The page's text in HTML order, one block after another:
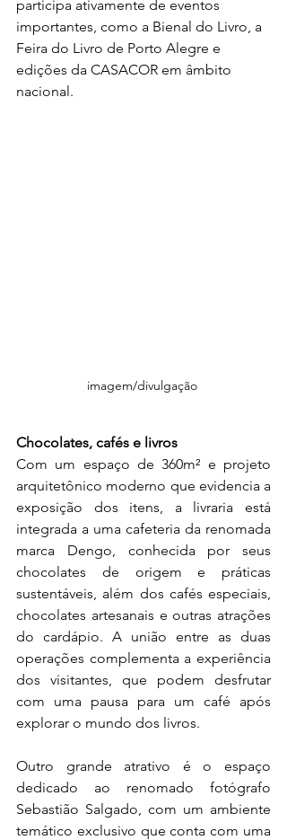
participa ativamente de eventos
importantes, como a Bienal do Livro, a
Feira do Livro de Porto Alegre e
edições da CASACOR em âmbito
nacional.
imagem/divulgação
Chocolates, cafés e livros
Com um espaço de 360m² e projeto
arquitetônico moderno que evidencia a
exposição dos itens, a livraria está
integrada a uma cafeteria da renomada
marca Dengo, conhecida por seus
chocolates de origem e práticas
sustentáveis, além dos cafés especiais,
chocolates artesanais e outras atrações
do cardápio. A união entre as duas
operações complementa a experiência
dos visitantes, que podem desfrutar
com uma pausa para um café após
explorar o mundo dos livros.
Outro grande atrativo é o espaço
dedicado ao renomado fotógrafo
Sebastião Salgado, com um ambiente
temático exclusivo que conta com uma